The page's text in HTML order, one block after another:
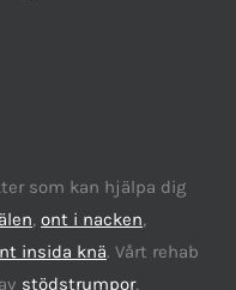
som kan hjälpa dig
, ont i nacken,
insida knä. Vårt rehab
stödstrumpor,